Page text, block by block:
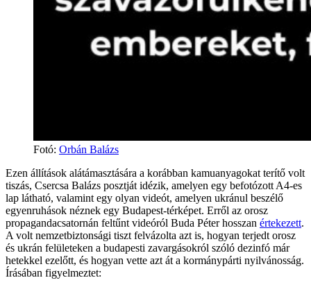
Fotó: Orbán Balázs
Ezen állítások alátámasztására a korábban kamuanyagokat terítő volt
tiszás, Csercsa Balázs posztját idézik, amelyen egy befotózott A4-es
lap látható, valamint egy olyan videót, amelyen ukránul beszélő
egyenruhások néznek egy Budapest-térképet. Erről az orosz
propagandacsatornán feltűnt videóról Buda Péter hosszan értekezett.
A volt nemzetbiztonsági tiszt felvázolta azt is, hogyan terjedt orosz
és ukrán felületeken a budapesti zavargásokról szóló dezinfó már
hetekkel ezelőtt, és hogyan vette azt át a kormánypárti nyilvánosság.
Írásában figyelmeztet: